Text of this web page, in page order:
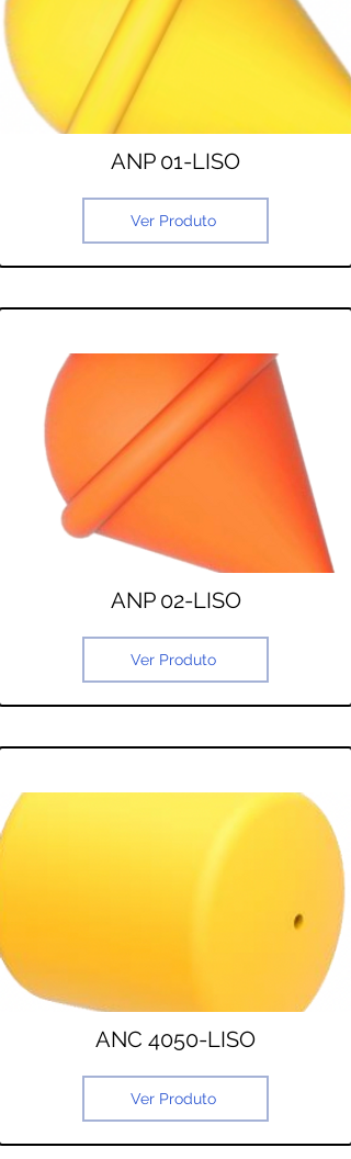
ANP 01-LISO
Ver Produto
ANP 02-LISO
Ver Produto
ANC 4050-LISO
Ver Produto